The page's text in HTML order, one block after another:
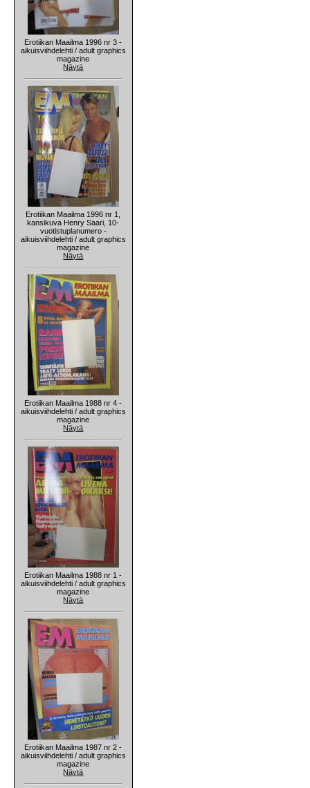
Erotiikan Maailma 1996 nr 3 -
aikuisviihdelehti / adult graphics
magazine
Näytä
Erotiikan Maailma 1996 nr 1,
kansikuva Henry Saari, 10-
vuotistuplanumero -
aikuisviihdelehti / adult graphics
magazine
Näytä
Erotiikan Maailma 1988 nr 4 -
aikuisviihdelehti / adult graphics
magazine
Näytä
Erotiikan Maailma 1988 nr 1 -
aikuisviihdelehti / adult graphics
magazine
Näytä
Erotiikan Maailma 1987 nr 2 -
aikuisviihdelehti / adult graphics
magazine
Näytä